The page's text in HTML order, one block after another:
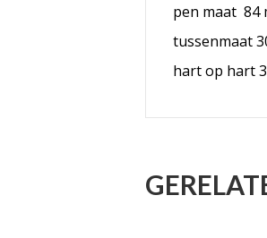
pen maat 84
tussenmaat
hart op hart